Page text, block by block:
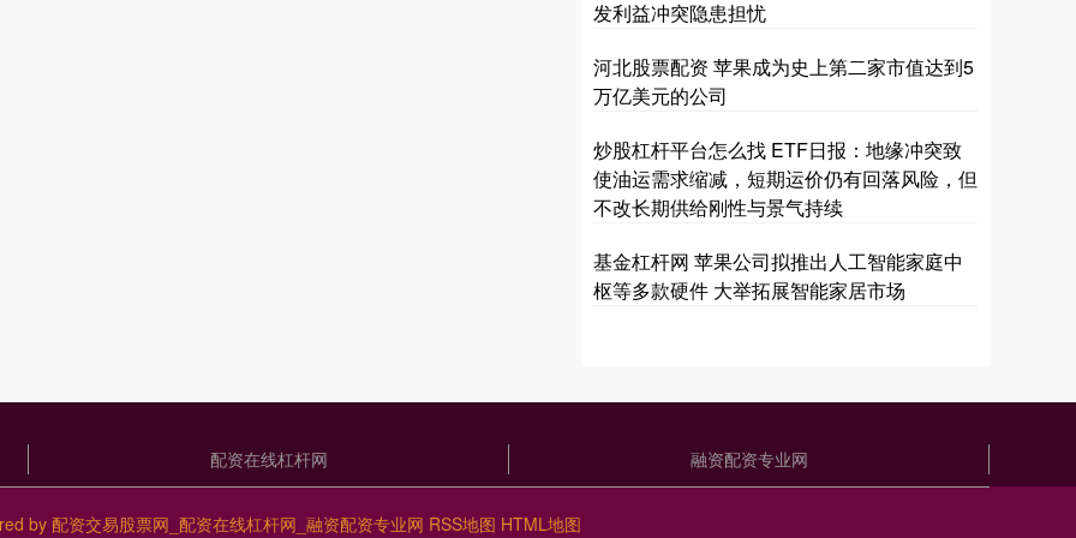
发利益冲突隐患担忧
河北股票配资 苹果成为史上第二家市值达到5
万亿美元的公司
炒股杠杆平台怎么找 ETF日报：地缘冲突致
使油运需求缩减，短期运价仍有回落风险，但
不改长期供给刚性与景气持续
基金杠杆网 苹果公司拟推出人工智能家庭中
枢等多款硬件 大举拓展智能家居市场
配资在线杠杆网 融资配资专业网
by 配资交易股票网_配资在线杠杆网_融资配资专业网 RSS地图 HTML地图